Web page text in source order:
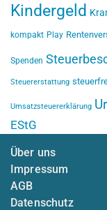
Kindergeld
kompakt Play
Spenden
Steuererstattung
Umsatzsteuererklärung
EStG
Über uns
Impressum
AGB
Datenschutz